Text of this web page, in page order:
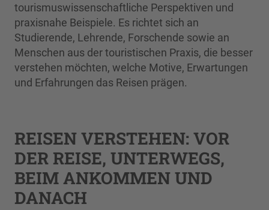
tourismuswissenschaftliche Perspektiven und
praxisnahe Beispiele. Es richtet sich an
Studierende, Lehrende, Forschende sowie an
Menschen aus der touristischen Praxis, die besser
verstehen möchten, welche Motive, Erwartungen
und Erfahrungen das Reisen prägen.
REISEN VERSTEHEN: VOR
DER REISE, UNTERWEGS,
BEIM ANKOMMEN UND
DANACH